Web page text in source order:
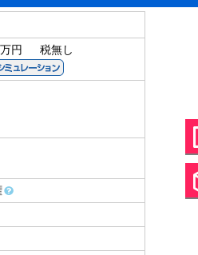
円 税無し